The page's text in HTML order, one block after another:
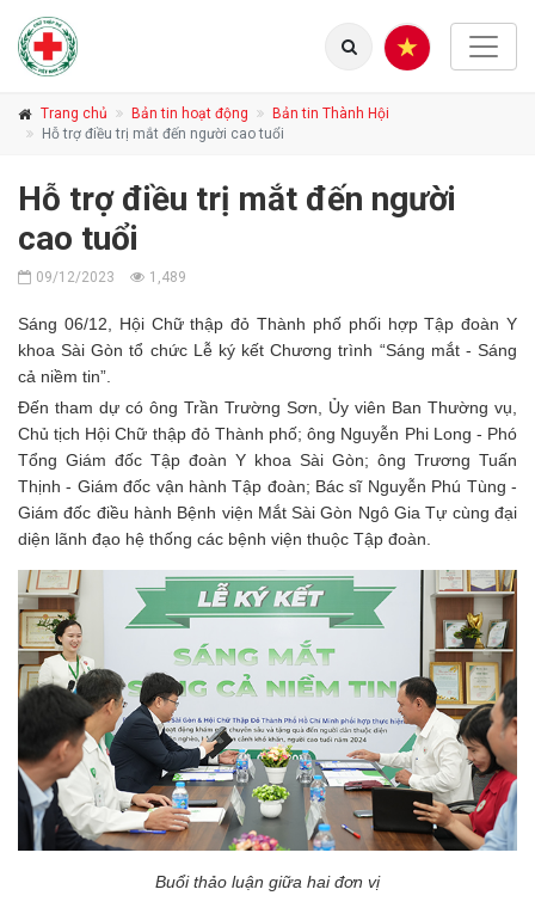
Trang chủ Bản tin hoạt động
Bản tin Thành Hội
Hỗ trợ điều trị mắt đến người cao tuổi
Hỗ trợ điều trị mắt đến người
cao tuổi
09/12/2023 1,489
Sáng 06/12, Hội Chữ thập đỏ Thành phố phối hợp Tập đoàn Y
khoa Sài Gòn tổ chức Lễ ký kết Chương trình “Sáng mắt - Sáng
cả niềm tin”.
Đến tham dự có ông Trần Trường Sơn, Ủy viên Ban Thường vụ,
Chủ tịch Hội Chữ thập đỏ Thành phố; ông Nguyễn Phi Long - Phó
Tổng Giám đốc Tập đoàn Y khoa Sài Gòn; ông Trương Tuấn
Thịnh - Giám đốc vận hành Tập đoàn; Bác sĩ Nguyễn Phú Tùng -
Giám đốc điều hành Bệnh viện Mắt Sài Gòn Ngô Gia Tự cùng đại
diện lãnh đạo hệ thống các bệnh viện thuộc Tập đoàn.
Buổi thảo luận giữa hai đơn vị